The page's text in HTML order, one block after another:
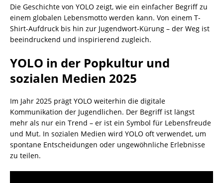
Die Geschichte von YOLO zeigt, wie ein einfacher Begriff zu
einem globalen Lebensmotto werden kann. Von einem T-
Shirt-Aufdruck bis hin zur Jugendwort-Kürung – der Weg ist
beeindruckend und inspirierend zugleich.
YOLO in der Popkultur und
sozialen Medien 2025
Im Jahr 2025 prägt YOLO weiterhin die digitale
Kommunikation der Jugendlichen. Der Begriff ist längst
mehr als nur ein Trend – er ist ein Symbol für Lebensfreude
und Mut. In sozialen Medien wird YOLO oft verwendet, um
spontane Entscheidungen oder ungewöhnliche Erlebnisse
zu teilen.